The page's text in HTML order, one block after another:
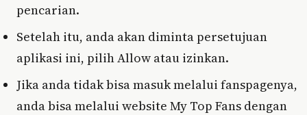
pencarian.
Setelah itu, anda akan diminta persetujuan
aplikasi ini, pilih Allow atau izinkan.
Jika anda tidak bisa masuk melalui fanspagenya,
anda bisa melalui website My Top Fans dengan